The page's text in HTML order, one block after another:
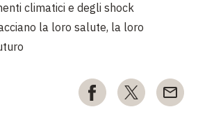
climatici e degli shock
la loro salute, la loro